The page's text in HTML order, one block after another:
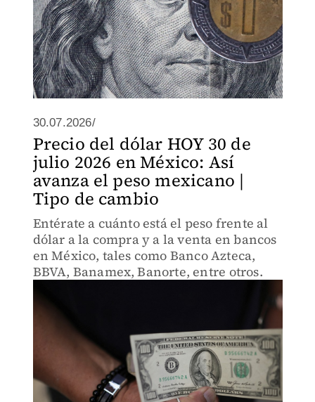
30.07.2026/
Precio del dólar HOY 30 de
julio 2026 en México: Así
avanza el peso mexicano |
Tipo de cambio
Entérate a cuánto está el peso frente al
dólar a la compra y a la venta en bancos
en México, tales como Banco Azteca,
BBVA, Banamex, Banorte, entre otros.